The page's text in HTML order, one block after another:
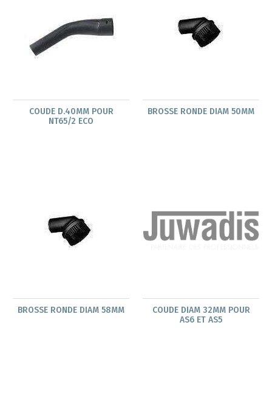
COUDE D.40MM POUR
NT65/2 ECO
BROSSE RONDE DIAM 50MM
BROSSE RONDE DIAM 58MM
COUDE DIAM 32MM POUR
AS6 ET AS5